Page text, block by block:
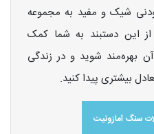
شیک و مفید به مجموعه
این دستبند به شما کمک
بهره‌مند شوید و در زندگی
بیشتری پیدا کنید.
سنگ آمازونیت